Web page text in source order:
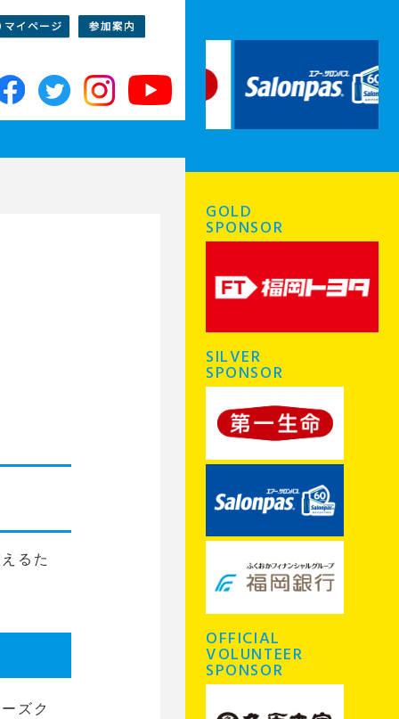
るた
ズク
GOLD
SPONSOR
SILVER
SPONSOR
OFFICIAL
VOLUNTEER
SPONSOR